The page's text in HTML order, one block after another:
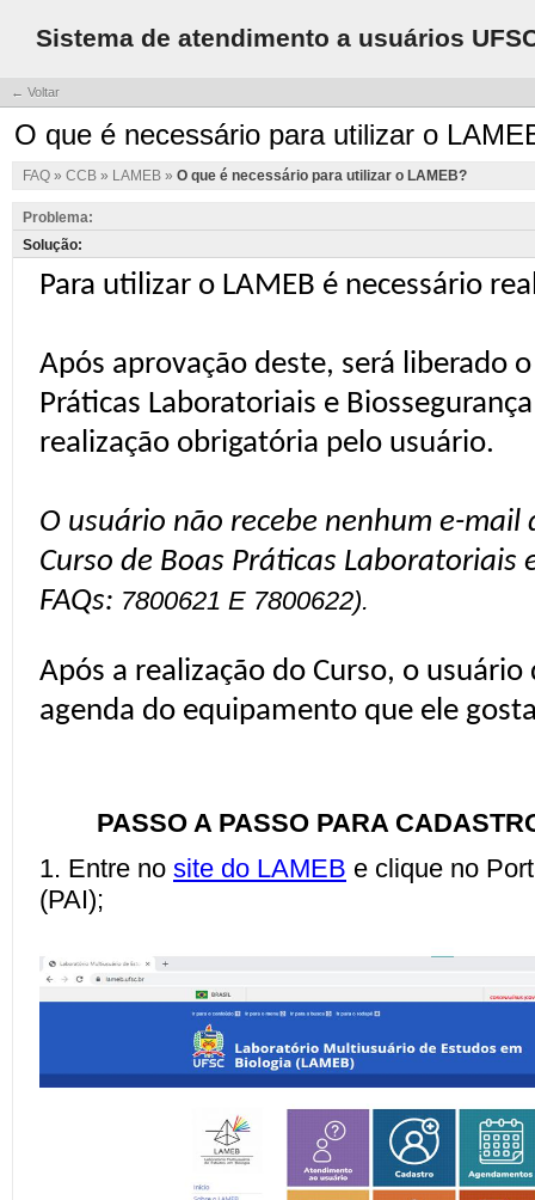
Sistema de atendimento a usuários
← Voltar
O que é necessário para utilizar o
FAQ » CCB » LAMEB » O que é necessário para utilizar o LAMEB?
Problema:
Solução: